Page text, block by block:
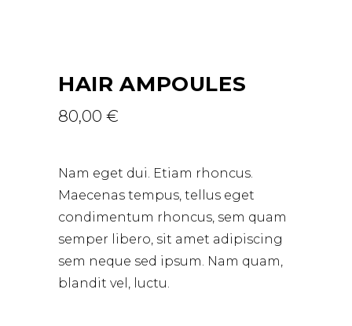
HAIR AMPOULES
80,00 €
Nam eget dui. Etiam rhoncus.
Maecenas tempus, tellus eget
condimentum rhoncus, sem quam
semper libero, sit amet adipiscing
sem neque sed ipsum. Nam quam,
blandit vel, luctu.